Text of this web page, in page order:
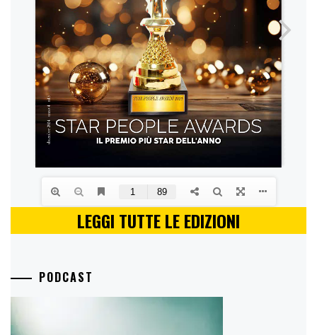
LEGGI TUTTE LE EDIZIONI
PODCAST